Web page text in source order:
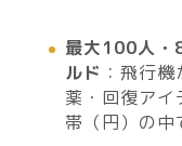
最大100人
ルド ：飛行
薬・回復ア
帯（円）の中